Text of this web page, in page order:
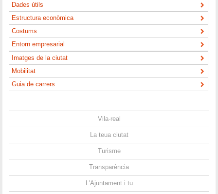
Dades útils
Estructura econòmica
Costums
Entorn empresarial
Imatges de la ciutat
Mobilitat
Guia de carrers
Vila-real
La teua ciutat
Turisme
Transparència
L'Ajuntament i tu